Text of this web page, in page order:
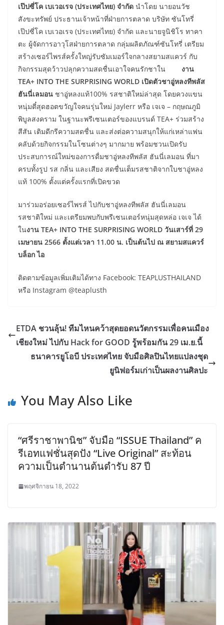
เป๊ปซี่โค เบเวอเรจ (ประเทศไทย) จำกัด นำโดย นายอนวัช
สังขะทรัพย์ ประธานเจ้าหน้าที่ฝ่ายการตลาด บริษัท ซันโทรี่
เป๊ปซี่โค เบเวอเรจ (ประเทศไทย) จำกัด และนายจูนิชิโร ทาคา
ตะ ผู้จัดการอาวุโสฝ่ายการตลาด กลุ่มผลิตภัณฑ์ซันโทรี่ เตรียม
สร้างเซอร์ไพรส์ครั้งใหญ่รับซัมเมอร์ใจกลางสยามสแควร์ กับ
กิจกรรมสุดว้าวปลุกความสดชื่นเอาใจคนรักชาใน งาน
TEA+ INTO THE SURPRISING WORLD เปิดตัวชาอู่หลงทีพลัส
ฮันนี่เลมอน ชาอู่หลงแท้100% รสชาติใหม่ล่าสุด โดยควงแขน
หนุ่มตี๋สุดฮอตขวัญใจคนรุ่นใหม่ Jaylerr หรือ เจเจ – กฤษณภูมิ
พิบูลสงคราม ในฐานะพรีเซนเตอร์ของแบรนด์ TEA+ ร่วมสร้าง
สีสัน เติมดีกรีความสดชื่น และส่งต่อความสนุกให้แก่เหล่าแฟน
คลับด้วยกิจกรรมในโซนต่างๆ มากมาย พร้อมชวนเปิดรับ
ประสบการณ์ใหม่ของการดื่มชาอู่หลงทีพลัส ฮันนี่เลมอน ที่มา
ครบทั้งรูป รส กลิ่น และเสียง สดชื่นเต็มรสชาติจากใบชาอู่หลง
แท้ 100% ตั้งแต่ครั้งแรกที่เปิดขวด
มาร่วมอร่อยเซอร์ไพรส์ ไปกับชาอู่หลงทีพลัส ฮันนี่เลมอน
รสชาติใหม่ และเตรียมพบกับพรีเซนเตอร์หนุ่มสุดหล่อ เจเจ ได้
ในงาน TEA+ INTO THE SURPRISING WORLD วันเสาร์ที่ 29
เมษายน 2566 ตั้งแต่เวลา 11.00 น. เป็นต้นไป ณ สยามสแควร์
บล็อก ไอ
ติดตามข้อมูลเพิ่มเติมได้ทาง Facebook: TEAPLUSTHAILAND
หรือ Instagram @teaplusth
ETDA ชวนลุ้น! ทีมไหนคว้าสุดยอดนวัตกรรมเพื่อคนเมือง
เชียงใหม่ ไปกับ Hack for GOOD รู้พร้อมกัน 29 เม.ย.นี้
ธนาคารยูโอบี ประเทศไทย จับมือศิลปินไทยแปลงชุด
ยูนิฟอร์มเก่าเป็นผลงานศิลปะ
You May Also Like
“ศรีราชาพานิช” จับมือ “ISSUE Thailand” ค
รีเอทแฟชั่นสุดปัง “Live Original” สะท้อน
ความเป็นตำนานต้นตำรับ 87 ปี
พฤศจิกายน 18, 2022